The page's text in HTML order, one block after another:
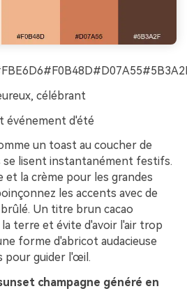
célébrant
événement d'été
un toast au coucher de
se lisent instantanément festifs.
et la crème pour les grandes
les accents avec de
Un titre brun cacao
terre et évite d'avoir l'air trop
forme d'abricot audacieuse
pour guider l'œil.
champagne généré en